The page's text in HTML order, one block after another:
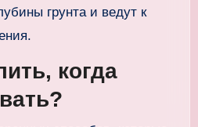
грунта и ведут к
когда